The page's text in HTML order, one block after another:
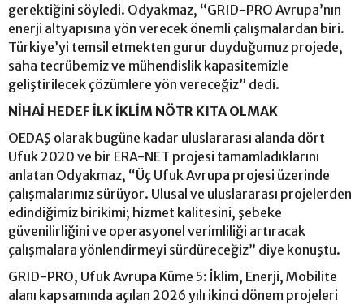
gerektiğini söyledi. Odyakmaz, “GRID-PRO Avrupa’nın
enerji altyapısına yön verecek önemli çalışmalardan biri.
Türkiye’yi temsil etmekten gurur duyduğumuz projede,
saha tecrübemiz ve mühendislik kapasitemizle
geliştirilecek çözümlere yön vereceğiz” dedi.
NİHAİ HEDEF İLK İKLİM NÖTR KITA OLMAK
OEDAŞ olarak bugüne kadar uluslararası alanda dört
Ufuk 2020 ve bir ERA-NET projesi tamamladıklarını
anlatan Odyakmaz, “Üç Ufuk Avrupa projesi üzerinde
çalışmalarımız sürüyor. Ulusal ve uluslararası projelerden
edindiğimiz birikimi; hizmet kalitesini, şebeke
güvenilirliğini ve operasyonel verimliliği artıracak
çalışmalara yönlendirmeyi sürdüreceğiz” diye konuştu.
GRID-PRO, Ufuk Avrupa Küme 5: İklim, Enerji, Mobilite
alanı kapsamında açılan 2026 yılı ikinci dönem projeleri